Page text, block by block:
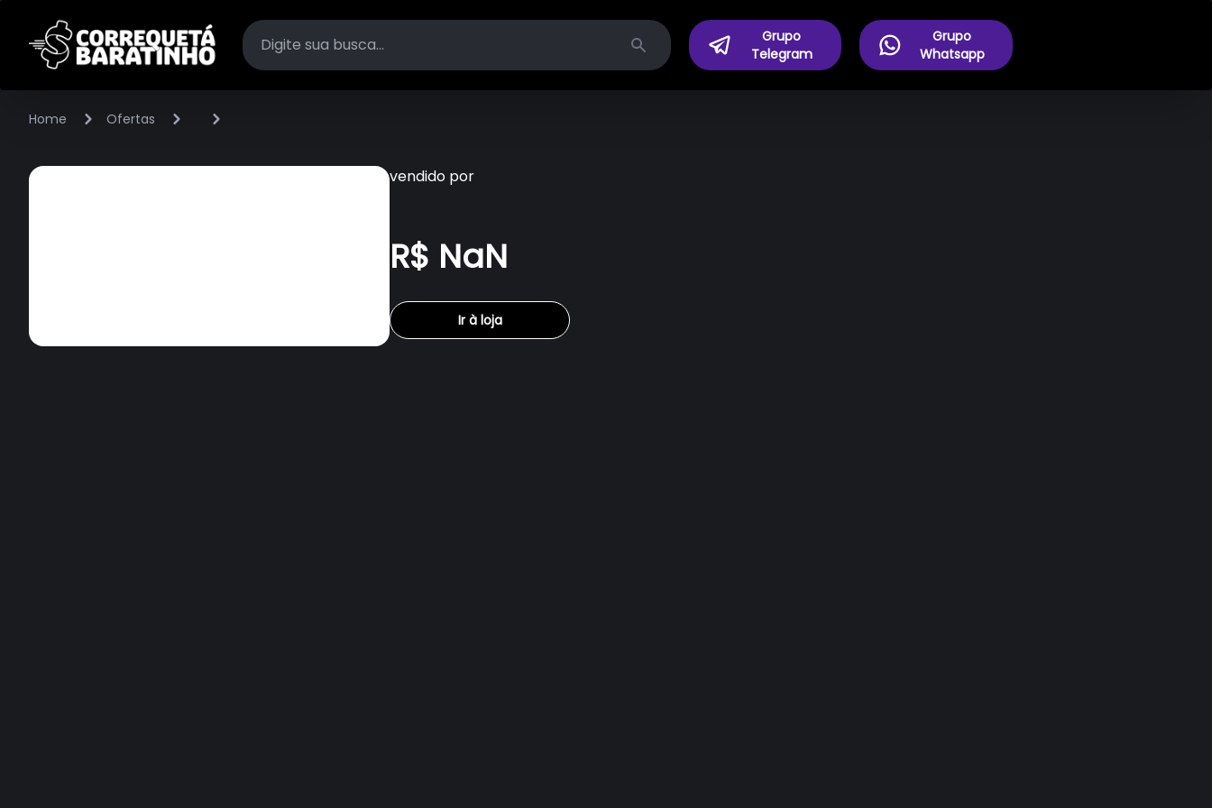
Search
Grupo
Telegram
Grupo
Whatsapp
Home Ofertas
vendido por
R$ NaN
Ir à loja